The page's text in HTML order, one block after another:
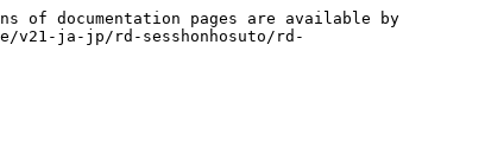
of documentation pages are available by
v21-ja-jp/rd-sesshonhosuto/rd-